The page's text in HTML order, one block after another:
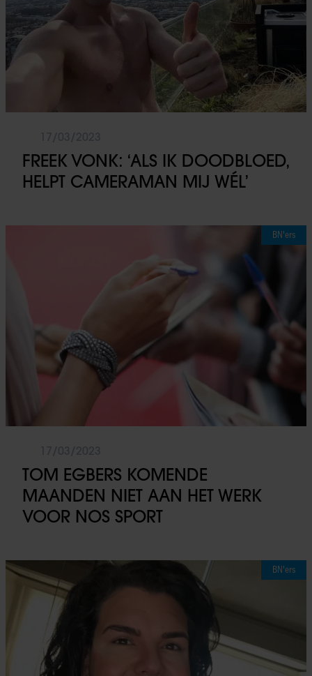
FREEK VONK: ‘ALS IK DOODBLOED,
HELPT CAMERAMAN MIJ WÉL’
BN'ers
TOM EGBERS KOMENDE
MAANDEN NIET AAN HET WERK
VOOR NOS SPORT
BN'ers